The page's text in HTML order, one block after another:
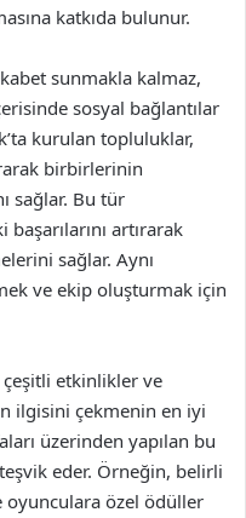
katkıda bulunur.
sunmakla kalmaz,
sosyal bağlantılar
kurulan topluluklar,
birbirlerinin
sağlar. Bu tür
artırarak
sağlar. Aynı
ve ekip oluşturmak için
etkinlikler ve
ilgisini çekmenin en iyi
üzerinden yapılan bu
eder. Örneğin, belirli
oyunculara özel ödüller